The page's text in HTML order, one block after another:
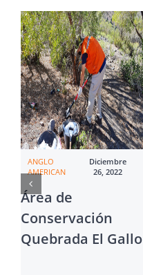
ANGLO
AMERICAN
Diciembre
26, 2022
Área de
Conservación
Quebrada El Gallo